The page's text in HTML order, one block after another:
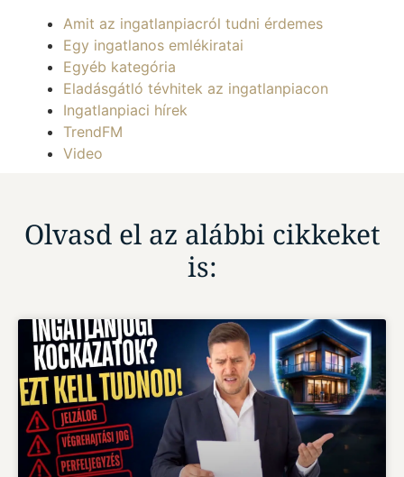
Amit az ingatlanpiacról tudni érdemes
Egy ingatlanos emlékiratai
Egyéb kategória
Eladásgátló tévhitek az ingatlanpiacon
Ingatlanpiaci hírek
TrendFM
Video
Olvasd el az alábbi cikkeket
is: